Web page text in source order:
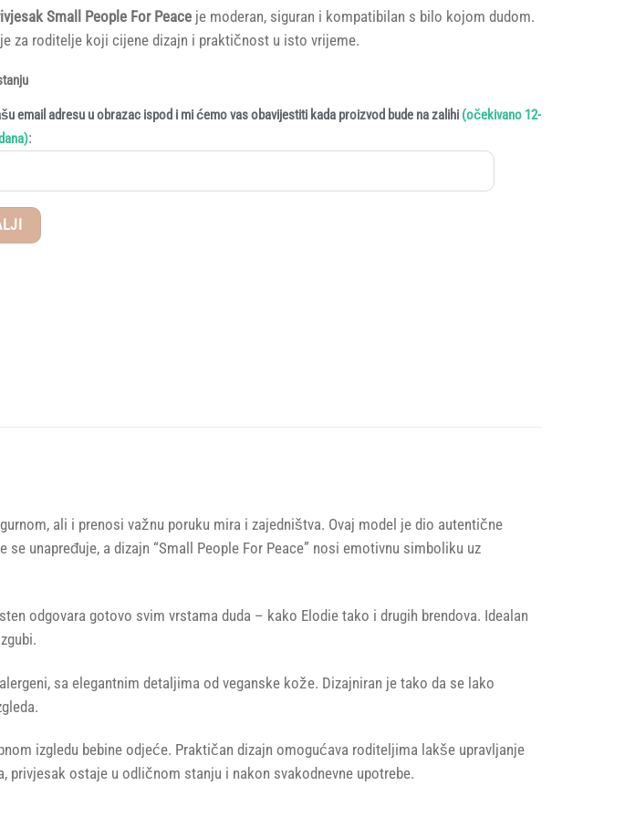
Small People For Peaceje moderan, siguran i kompatibilan s bilo kojom dudom.
za roditelje koji cijene dizajn i praktičnost u isto vrijeme.
email adresu u obrazac ispod i mi ćemo vas obavijestiti kada proizvod bude na zalihi (očekivano 12-
:
ali i prenosi važnu poruku mira i zajedništva. Ovaj model je dio autentične
unapređuje, a dizajn “Small People For Peace” nosi emotivnu simboliku uz
odgovara gotovo svim vrstama duda – kako Elodie tako i drugih brendova. Idealan
sa elegantnim detaljima od veganske kože. Dizajniran je tako da se lako
izgledu bebine odjeće. Praktičan dizajn omogućava roditeljima lakše upravljanje
ostaje u odličnom stanju i nakon svakodnevne upotrebe.